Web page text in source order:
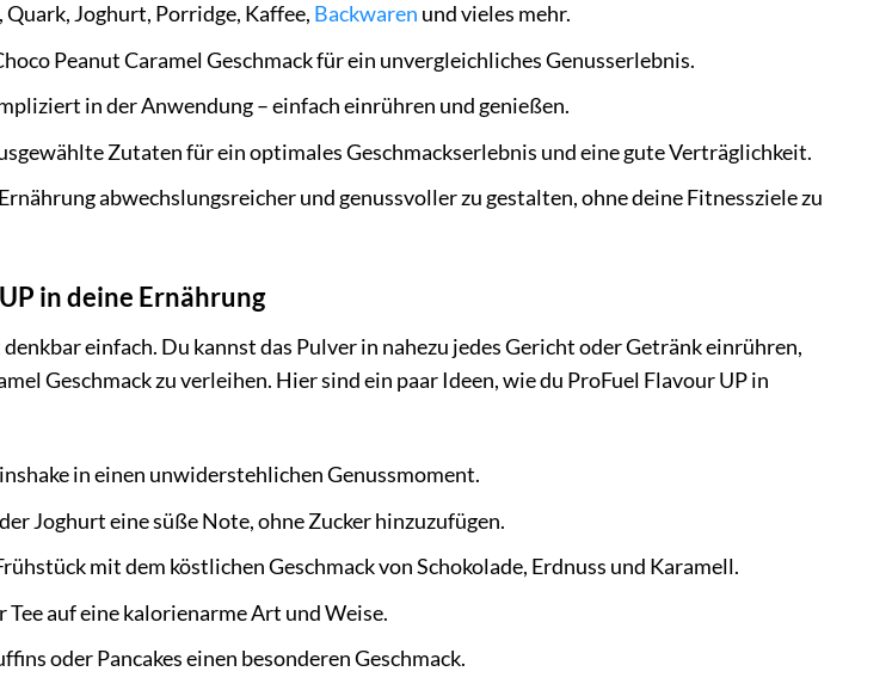
, Quark, Joghurt, Porridge, Kaffee, Backwaren und vieles mehr.
Peanut Caramel Geschmack für ein unvergleichliches Genusserlebnis.
in der Anwendung – einfach einrühren und genießen.
Zutaten für ein optimales Geschmackserlebnis und eine gute Verträglichkeit.
abwechslungsreicher und genussvoller zu gestalten, ohne deine Fitnessziele zu
in deine Ernährung
einfach. Du kannst das Pulver in nahezu jedes Gericht oder Getränk einrühren,
Geschmack zu verleihen. Hier sind ein paar Ideen, wie du ProFuel Flavour UP in
in einen unwiderstehlichen Genussmoment.
Joghurt eine süße Note, ohne Zucker hinzuzufügen.
mit dem köstlichen Geschmack von Schokolade, Erdnuss und Karamell.
Tee auf eine kalorienarme Art und Weise.
oder Pancakes einen besonderen Geschmack.